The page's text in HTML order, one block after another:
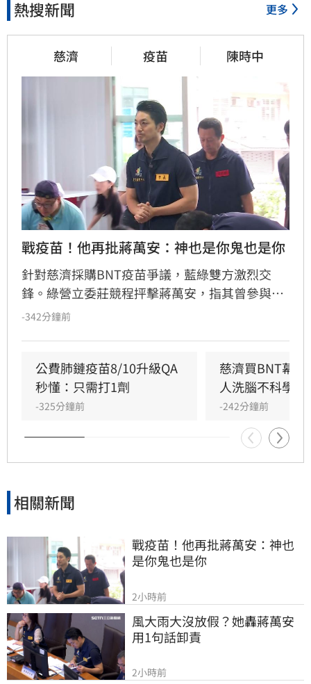
熱搜新聞 更多
慈濟 疫苗 陳時中
戰疫苗！他再批蔣萬安：神也是你鬼也是你
針對慈濟採購BNT疫苗爭議，藍綠雙方激烈交
鋒。綠營立委莊競程抨擊蔣萬安，指其曾參與疫
苗採購秘密會議，明知政府努力爭取疫苗並面臨
調，當年會議資料遮蔽是經決議，且陳時中當時
要求原廠證明是為確保疫苗安全，非阻擋採購。
蔣萬安則反駁資料多處遭塗黑，雙方對於疫苗採
購攻防不斷，莊競程呼籲應回到事實脈絡，不應
選擇性解讀資料混淆視聽，此議題持續引發社會
廣泛關注與討論。
-342分鐘前
公費肺鏈疫苗8/10升級QA
秒懂：只需打1劑
-325分鐘前
慈濟買BNT幕
人洗腦不科學概
-242分鐘前
相關新聞
戰疫苗！他再批蔣萬安：神也
是你鬼也是你
2小時前
風大雨大沒放假？她轟蔣萬安
用1句話卸責
2小時前